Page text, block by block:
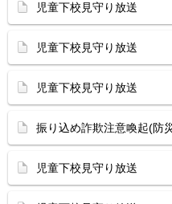
児童下校見守り放送
児童下校見守り放送
児童下校見守り放送
振り込め詐欺注意喚起(防
児童下校見守り放送